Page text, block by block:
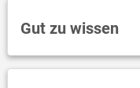
Gut zu wissen